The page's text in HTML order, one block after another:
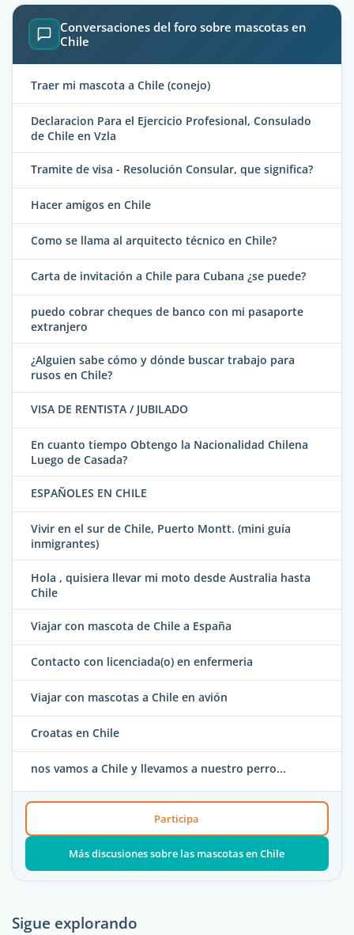
Conversaciones del foro sobre mascotas en
Chile
Traer mi mascota a Chile (conejo)
Declaracion Para el Ejercicio Profesional, Consulado
de Chile en Vzla
Tramite de visa - Resolución Consular, que significa?
Hacer amigos en Chile
Como se llama al arquitecto técnico en Chile?
Carta de invitación a Chile para Cubana ¿se puede?
puedo cobrar cheques de banco con mi pasaporte
extranjero
¿Alguien sabe cómo y dónde buscar trabajo para
rusos en Chile?
VISA DE RENTISTA / JUBILADO
En cuanto tiempo Obtengo la Nacionalidad Chilena
Luego de Casada?
ESPAÑOLES EN CHILE
Vivir en el sur de Chile, Puerto Montt. (mini guía
inmigrantes)
Hola , quisiera llevar mi moto desde Australia hasta
Chile
Viajar con mascota de Chile a España
Contacto con licenciada(o) en enfermeria
Viajar con mascotas a Chile en avión
Croatas en Chile
nos vamos a Chile y llevamos a nuestro perro...
Participa
Más discusiones sobre las mascotas en Chile
Sigue explorando